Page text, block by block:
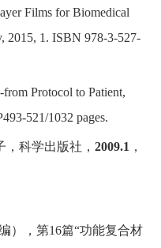
Films for Biomedical
2015, 1. ISBN 978-3-527-
Protocol to Patient,
521/1032 pages.
科学出版社， 2009.1，
）， 第16篇“功能复合材